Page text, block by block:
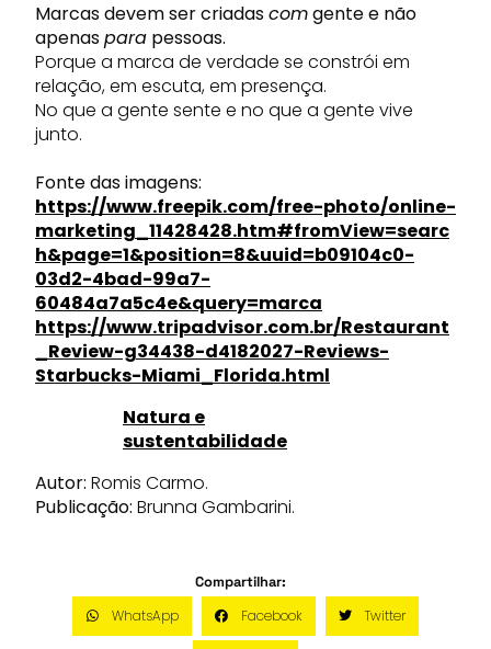
Marcas devem ser criadascomgente e não
apenaspara pessoas.
Porque a marca de verdade se constrói em
relação, em escuta, em presença.
No que a gente sente e no que a gente vive
junto.
Fonte das imagens:
https://www.freepik.com/free-photo/online-
marketing_11428428.htm#fromView=searc
h&page=1&position=8&uuid=b09104c0-
03d2-4bad-99a7-
60484a7a5c4e&query=marca
https://www.tripadvisor.com.br/Restaurant
_Review-g34438-d4182027-Reviews-
Starbucks-Miami_Florida.html
Natura e
sustentabilidade
Autor: Romis Carmo.
Publicação: Brunna Gambarini.
Compartilhar:
WhatsApp
Facebook Twitter